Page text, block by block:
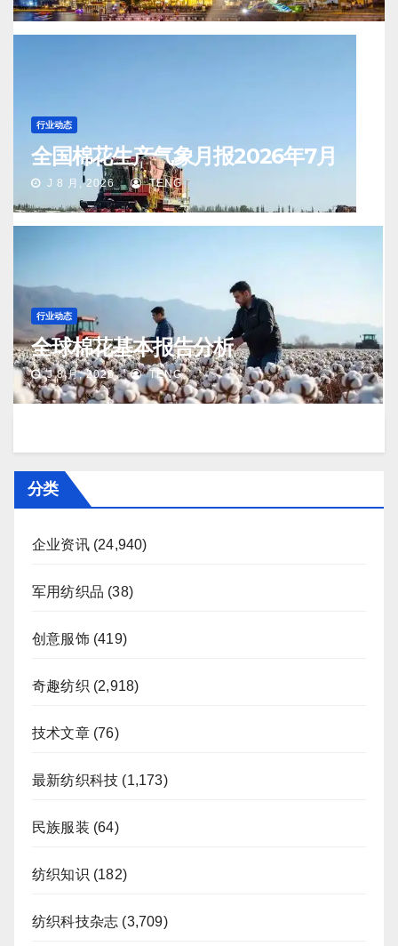
行业动态
全国棉花生产气象月报2026年7月
J 8 月, 2026 TENG
行业动态
全球棉花基本报告分析
J 8 月, 2026 TENG
分类
企业资讯(24,940)
军用纺织品 (38)
创意服饰(419)
奇趣纺织 (2,918)
技术文章(76)
最新纺织科技 (1,173)
民族服装 (64)
纺织知识 (182)
纺织科技杂志 (3,709)